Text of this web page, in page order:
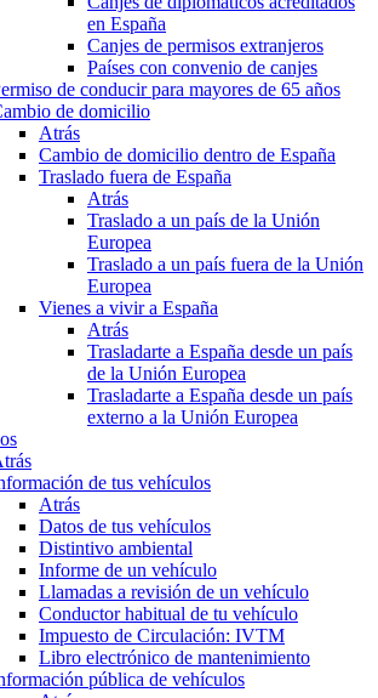
en España
Canjes de permisos extranjeros
Países con convenio de canjes
de conducir para mayores de 65 años
de domicilio
Atrás
Cambio de domicilio dentro de España
Traslado fuera de España
Atrás
Traslado a un país de la Unión
Europea
Traslado a un país fuera de la Unión
Europea
Vienes a vivir a España
Atrás
Trasladarte a España desde un país
de la Unión Europea
Trasladarte a España desde un país
externo a la Unión Europea
de tus vehículos
Atrás
Datos de tus vehículos
Distintivo ambiental
Informe de un vehículo
Llamadas a revisión de un vehículo
Conductor habitual de tu vehículo
Impuesto de Circulación: IVTM
Libro electrónico de mantenimiento
pública de vehículos